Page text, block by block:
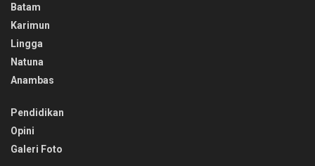
Batam
Karimun
Lingga
Natuna
Anambas
Pendidikan
Opini
Galeri Foto